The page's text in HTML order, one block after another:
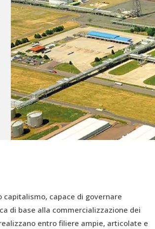
capace di governare
di base alla commercializzazione dei
entro filiere ampie, articolate e